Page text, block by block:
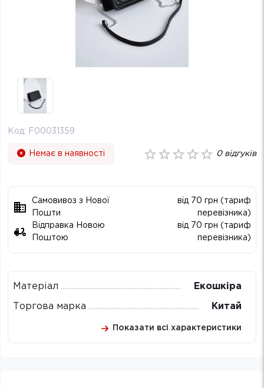
Код: F00031359
Немає в наявності 0відгуків
Самовивоз з Нової
Пошти
від 70 грн (тариф
перевізника)
Відправка Новою
Поштою
від 70 грн (тариф
перевізника)
Матеріал Екошкіра
Торгова марка Китай
Показати всі характеристики